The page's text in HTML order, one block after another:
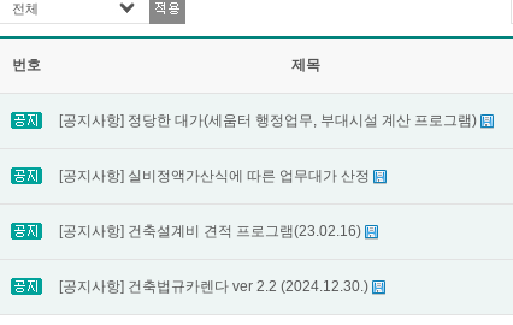
전체
번호 제목
[공지사항] 정당한 대가(세움터 행정업무, 부대시설 계산 프로그램)
[공지사항] 실비정액가산식에 따른 업무대가 산정
[공지사항] 건축설계비 견적 프로그램(23.02.16)
[공지사항] 건축법규카렌다 ver 2.2 (2024.12.30.)